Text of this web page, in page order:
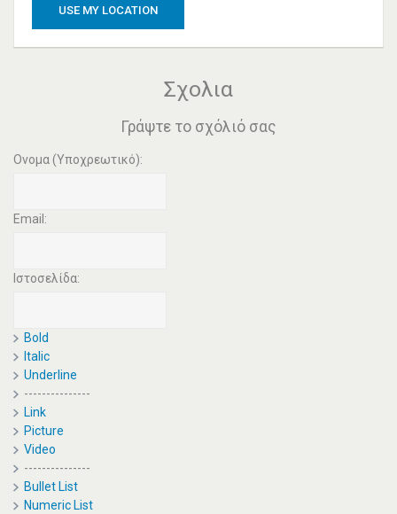
USE MY LOCATION
Σχολια
Γράψτε το σχόλιό σας
Ονομα (Υποχρεωτικό):
Email:
Ιστοσελίδα:
Bold
Italic
Underline
---------------
Link
Picture
Video
---------------
Bullet List
Numeric List